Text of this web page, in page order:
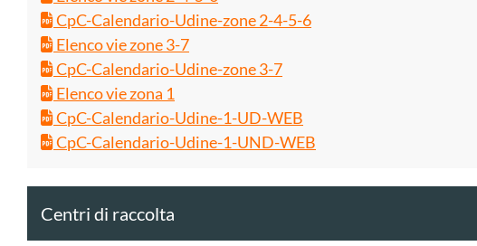
CpC-Calendario-Udine-zone 2-4-5-6
Elenco vie zone 3-7
CpC-Calendario-Udine-zone 3-7
Elenco vie zona 1
CpC-Calendario-Udine-1-UD-WEB
CpC-Calendario-Udine-1-UND-WEB
Centri di raccolta